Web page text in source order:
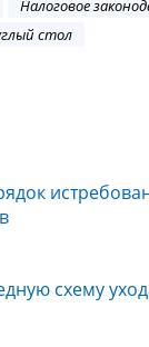
Налоговое
стол
схему